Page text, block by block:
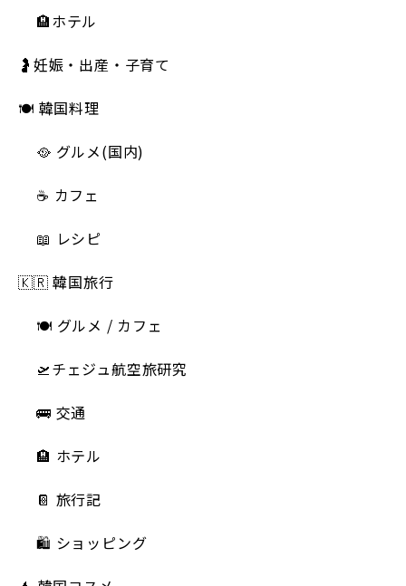
🏨ホテル
🤰妊娠・出産・子育て
🍽 韓国料理
🥘 グルメ(国内)
☕️ カフェ
📖 レシピ
🇰🇷 韓国旅行
🍽 グルメ / カフェ
🛫チェジュ航空旅研究
🚌 交通
🏨 ホテル
📔 旅行記
🛍️ ショッピング